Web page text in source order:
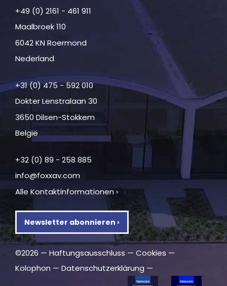
+49 (0) 2161 - 461 911
Maalbroek 110
6042 KN Roermond
Nederland
+31 (0) 475 - 592 010
Dokter Lenstralaan 30
3650 Dilsen-Stokkem
België
+32 (0) 89 - 258 885
info@foxxav.com
Alle Kontaktinformationen ›
Newsletter abonnieren ›
©2026 — Haftungsausschluss — Cookies —
Kolophon — Datenschutzerklärung —